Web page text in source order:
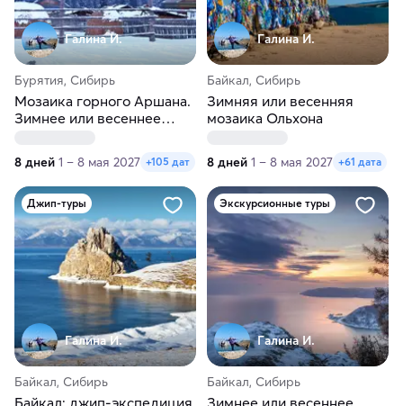
Галина И.
Бурятия, Сибирь
Мозаика горного Аршана.
Зимнее или весеннее
8 дней 1 – 8 мая 2027 +105 дат
Галина И.
Байкал, Сибирь
Зимняя или весенняя
мозаика Ольхона
8 дней 1 – 8 мая 2027 +61 дата
Джип-туры
Галина И.
Байкал, Сибирь
Байкал: джип-экспедиция
Экскурсионные туры
Галина И.
Байкал, Сибирь
Зимнее или весеннее